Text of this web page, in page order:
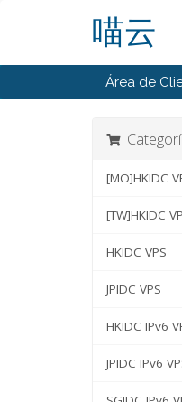
喵云
Área de
[MO]HKIDC
[TW]HKIDC
HKIDC VPS
JPIDC VPS
HKIDC IPv6
JPIDC IPv6